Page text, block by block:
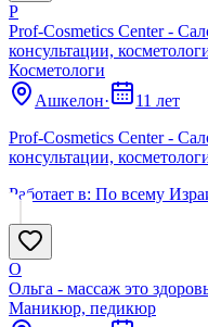
P
Prof-Cosmetics Center -
консультации,
Косметологи
Ашкелон·
11 лет
Prof-Cosmetics Center -
консультации,
Работает в: По всему
О
Ольга - массаж это
Маникюр, педикюр